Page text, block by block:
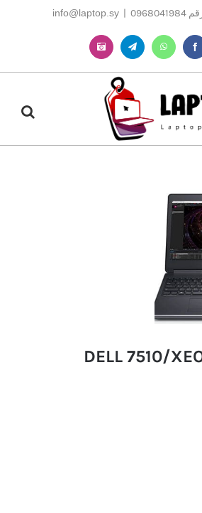
|
info@laptop.sy
Facebook
WhatsApp
Telegram
Instagram
DELL 7510/